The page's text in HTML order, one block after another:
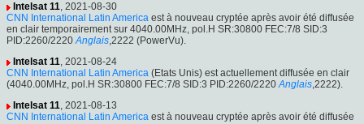
Intelsat 11, 2021-08-30
CNN International Latin America est à nouveau cryptée après avoir été diffusée
en clair temporairement sur 4040.00MHz, pol.H SR:30800 FEC:7/8 SID:3
PID:2260/2220 Anglais,2222 (PowerVu).
Intelsat 11, 2021-08-24
CNN International Latin America (Etats Unis) est actuellement diffusée en clair
(4040.00MHz, pol.H SR:30800 FEC:7/8 SID:3 PID:2260/2220 Anglais,2222).
Intelsat 11, 2021-08-13
CNN International Latin America est à nouveau cryptée après avoir été diffusée